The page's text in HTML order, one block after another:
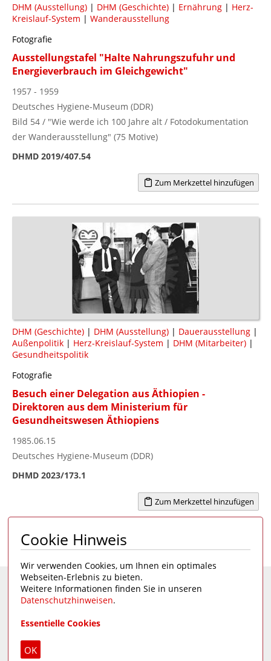
DHM (Ausstellung) | DHM (Geschichte) | Ernährung | Herz-
Kreislauf-System | Wanderausstellung
Fotografie
Ausstellungstafel "Halte Nahrungszufuhr und
Energieverbrauch im Gleichgewicht"
1957 - 1959
Deutsches Hygiene-Museum (DDR)
Bild 54 / "Wie werde ich 100 Jahre alt / Fotodokumentation
der Wanderausstellung" (75 Motive)
DHMD 2019/407.54
Zum Merkzettel hinzufügen
DHM (Geschichte) | DHM (Ausstellung) | Dauerausstellung |
Außenpolitik | Herz-Kreislauf-System | DHM (Mitarbeiter) |
Gesundheitspolitik
Fotografie
Besuch einer Delegation aus Äthiopien -
Direktoren aus dem Ministerium für
Gesundheitswesen Äthiopiens
1985.06.15
Deutsches Hygiene-Museum (DDR)
DHMD 2023/173.1
Zum Merkzettel hinzufügen
Seite 1 von 5 1 2 3 4 5 >
Eine Seite desDeutschen Hygiene-Museums
Cookie Hinweis
Wir verwenden Cookies, um Ihnen ein optimales
Webseiten-Erlebnis zu bieten.
Weitere Informationen finden Sie in unseren
Datenschutzhinweisen.
Essentielle Cookies
OK